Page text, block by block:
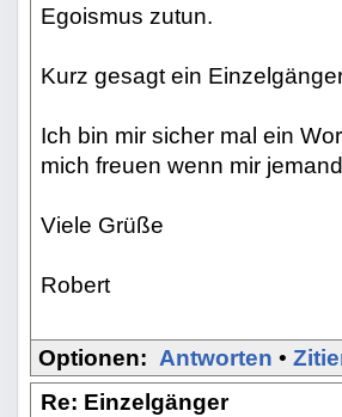
Egoismus zutun.
Kurz gesagt ein
Ich bin mir sicher mal ein
mich freuen wenn mir
Viele Grüße
Robert
Optionen: Antworten •
Re: Einzelgänger